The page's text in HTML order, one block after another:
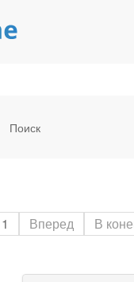
Поиск
1 Вперед В